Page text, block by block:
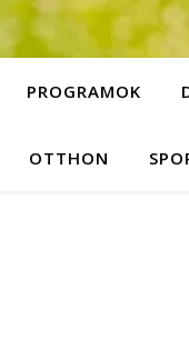
PROGRAMOK
OTTHON